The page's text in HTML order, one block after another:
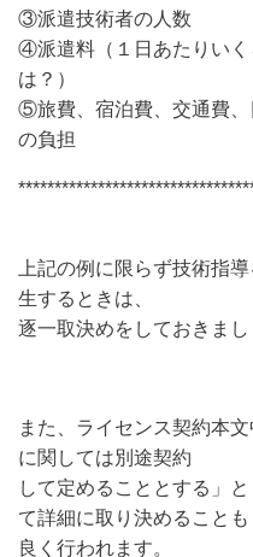
③派遣技術者の人数
④派遣料（１日あたりい
は？）
⑤旅費、宿泊費、交通費
の負担
上記の例に限らず技術指
生するときは、
逐一取決めをしておきまし
また、ライセンス契約本
に関しては別途契約
して定めることとする」
て詳細に取り決めることも
良く行われます。